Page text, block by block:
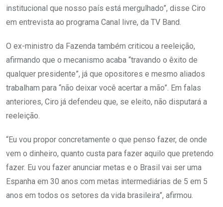
institucional que nosso país está mergulhado”, disse Ciro
em entrevista ao programa Canal livre, da TV Band.
O ex-ministro da Fazenda também criticou a reeleição,
afirmando que o mecanismo acaba “travando o êxito de
qualquer presidente”, já que opositores e mesmo aliados
trabalham para “não deixar você acertar a mão”. Em falas
anteriores, Ciro já defendeu que, se eleito, não disputará a
reeleição.
“Eu vou propor concretamente o que penso fazer, de onde
vem o dinheiro, quanto custa para fazer aquilo que pretendo
fazer. Eu vou fazer anunciar metas e o Brasil vai ser uma
Espanha em 30 anos com metas intermediárias de 5 em 5
anos em todos os setores da vida brasileira”, afirmou.